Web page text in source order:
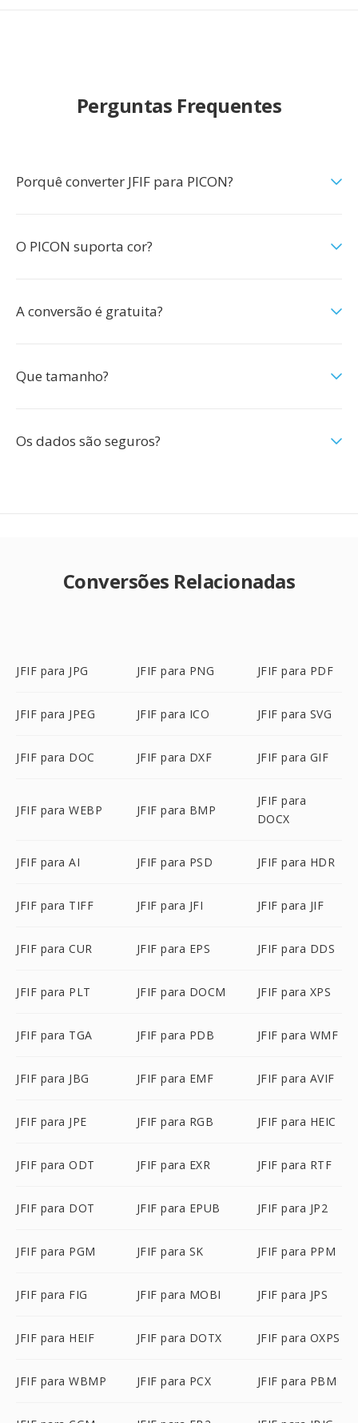
Perguntas Frequentes
Porquê converter JFIF para PICON?
O PICON suporta cor?
A conversão é gratuita?
Que tamanho?
Os dados são seguros?
Conversões Relacionadas
JFIF para JPG JFIF para PNG JFIF para PDF
JFIF para JPEG JFIF para ICO JFIF para SVG
JFIF para DOC JFIF para DXF JFIF para GIF
JFIF para WEBP JFIF para BMP
JFIF para
DOCX
JFIF para AI JFIF para PSD JFIF para HDR
JFIF para TIFF JFIF para JFI JFIF para JIF
JFIF para CUR JFIF para EPS JFIF para DDS
JFIF para PLT JFIF para DOCM JFIF para XPS
JFIF para TGA JFIF para PDB JFIF para WMF
JFIF para JBG JFIF para EMF JFIF para AVIF
JFIF para JPE JFIF para RGB JFIF para HEIC
JFIF para ODT JFIF para EXR JFIF para RTF
JFIF para DOT JFIF para EPUB JFIF para JP2
JFIF para PGM JFIF para SK JFIF para PPM
JFIF para FIG JFIF para MOBI JFIF para JPS
JFIF para HEIF JFIF para DOTX JFIF para OXPS
JFIF para WBMP JFIF para PCX JFIF para PBM